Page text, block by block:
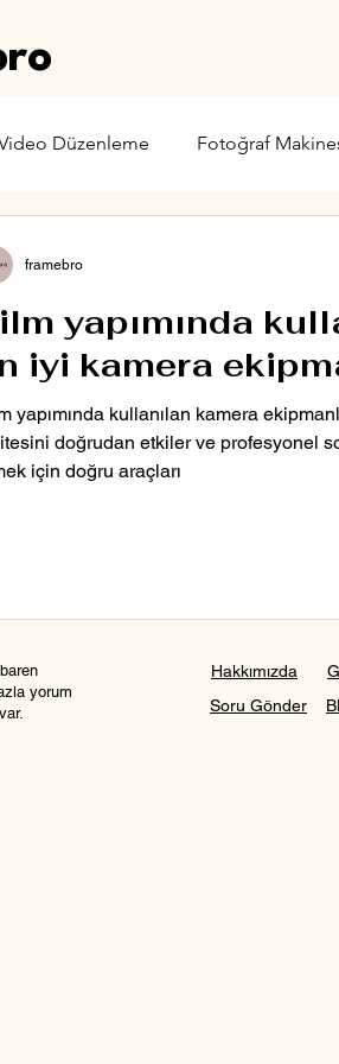
Düzenleme Fotoğraf
yapımında
iyi kamera
yapımında kullanılan kamera
doğrudan etkiler ve profesyonel
için doğru araçları
framebro
yorum
Hakkımızda
Soru Gönder